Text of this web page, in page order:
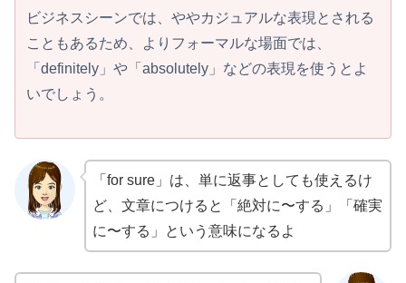
ビジネスシーンでは、ややカジュアルな表現とされる
こともあるため、よりフォーマルな場面では、
「definitely」や「absolutely」などの表現を使うとよ
いでしょう。
「for sure」は、単に返事としても使えるけ
ど、文章につけると「絶対に〜する」「確実
に〜する」という意味になるよ